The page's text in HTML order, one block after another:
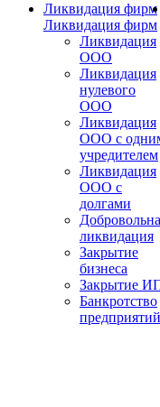
Ликвидация фирм
Ликвидация фирм
Ликвидация
ООО
Ликвидация
нулевого
ООО
Ликвидация
ООО с
учредителем
Ликвидация
ООО с
долгами
ликвидация
Закрытие
бизнеса
Закрытие
Банкротство
предприятий